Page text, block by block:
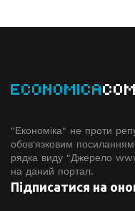
ECONOMICA
"Економіка" не проти
обов'язковим посиланням
рядка виду "Джерело
на даний портал.
Підписатися на